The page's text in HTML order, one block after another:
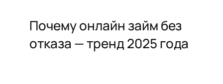
Почему онлайн займ без
отказа — тренд 2025 года